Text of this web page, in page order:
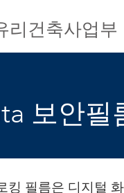
리건축사업부
보안필
킹 필름은 디지털